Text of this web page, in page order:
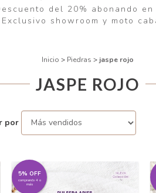
del 20% abonando en
Exclusivo showroom y moto
Inicio > Piedras > jaspe rojo
JASPE ROJO
por
5% OFF
comprando 4 o
más